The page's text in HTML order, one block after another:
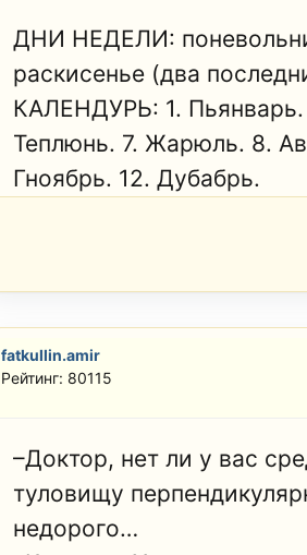
ДНИ НЕДЕЛИ:
раскисенье (два
КАЛЕНДУРЬ: 1.
Теплюнь. 7. Жарюль. 8.
Гноябрь. 12. Дубабрь.
fatkullin.amir
Рейтинг: 80115
–Доктор, нет ли у вас
туловищу
недорого…